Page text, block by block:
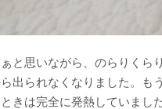
と思いながら、のらりくら
出られなくなりました。も
きは完全に発熱していまし